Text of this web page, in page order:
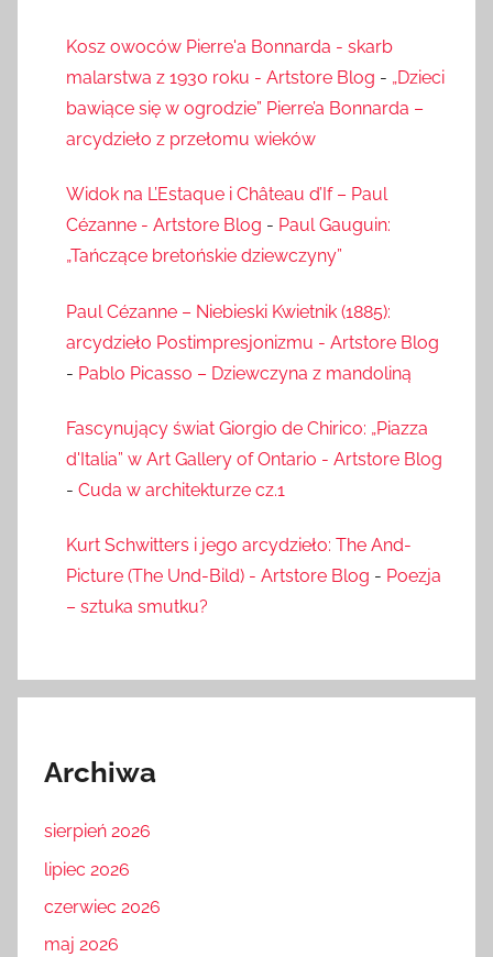
Kosz owoców Pierre'a Bonnarda - skarb
malarstwa z 1930 roku - Artstore Blog - „Dzieci
bawiące się w ogrodzie” Pierre’a Bonnarda –
arcydzieło z przełomu wieków
Widok na L’Estaque i Château d’If – Paul
Cézanne - Artstore Blog - Paul Gauguin:
„Tańczące bretońskie dziewczyny”
Paul Cézanne – Niebieski Kwietnik (1885):
arcydzieło Postimpresjonizmu - Artstore Blog
- Pablo Picasso – Dziewczyna z mandoliną
Fascynujący świat Giorgio de Chirico: „Piazza
d'Italia” w Art Gallery of Ontario - Artstore Blog
- Cuda w architekturze cz.1
Kurt Schwitters i jego arcydzieło: The And-
Picture (The Und-Bild) - Artstore Blog - Poezja
– sztuka smutku?
Archiwa
sierpień 2026
lipiec 2026
czerwiec 2026
maj 2026